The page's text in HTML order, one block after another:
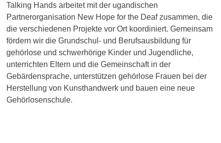
Talking Hands arbeitet mit der ugandischen
Partnerorganisation New Hope for the Deaf zusammen, die
die verschiedenen Projekte vor Ort koordiniert. Gemeinsam
fördern wir die Grundschul- und Berufsausbildung für
gehörlose und schwerhörige Kinder und Jugendliche,
unterrichten Eltern und die Gemeinschaft in der
Gebärdensprache, unterstützen gehörlose Frauen bei der
Herstellung von Kunsthandwerk und bauen eine neue
Gehörlosenschule.